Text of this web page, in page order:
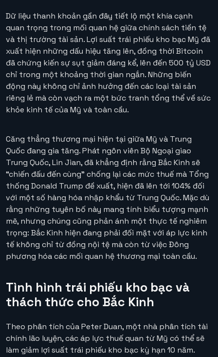
Dữ liệu thanh khoản gần đây tiết lộ một khía cạnh
quan trọng trong mối quan hệ giữa chính sách tiền tệ
và thị trường tài sản. Lợi suất trái phiếu kho bạc Mỹ đã
xuất hiện những dấu hiệu tăng lên, đồng thời Bitcoin
đã chứng kiến sự sụt giảm đáng kể, lên đến 500 tỷ USD
chỉ trong một khoảng thời gian ngắn. Những biến
động này không chỉ ảnh hưởng đến các loại tài sản
riêng lẻ mà còn vạch ra một bức tranh tổng thể về sức
khỏe kinh tế của Mỹ và toàn cầu.
Căng thẳng thương mại hiện tại giữa Mỹ và Trung
Quốc đang gia tăng. Phát ngôn viên Bộ Ngoại giao
Trung Quốc, Lin Jian, đã khẳng định rằng Bắc Kinh sẽ
“chiến đấu đến cùng” chống lại các mức thuế mà Tổng
thống Donald Trump đề xuất, hiện đã lên tới 104% đối
với một số hàng hóa nhập khẩu từ Trung Quốc. Mặc dù
rằng những tuyên bố này mang tính biểu tượng mạnh
mẽ, nhưng chúng cũng phản ánh một thực tế nghiêm
trọng: Bắc Kinh hiện đang phải đối mặt với áp lực kinh
tế không chỉ từ đồng nội tệ mà còn từ việc Đông
phương hóa các mối quan hệ thương mại toàn cầu.
Tình hình trái phiếu kho bạc và
thách thức cho Bắc Kinh
Theo phân tích của Peter Duan, một nhà phân tích tài
chính lão luyện, các áp lực thuế quan từ Mỹ có thể sẽ
làm giảm lợi suất trái phiếu kho bạc kỳ hạn 10 năm.